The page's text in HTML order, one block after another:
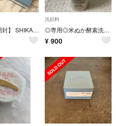
【新品未開封】 SHIKARI シカリ ブライトニングウォッシュ
洗顔料
◎専用◎米ぬか酵素洗顔クレンジング
¥ 900